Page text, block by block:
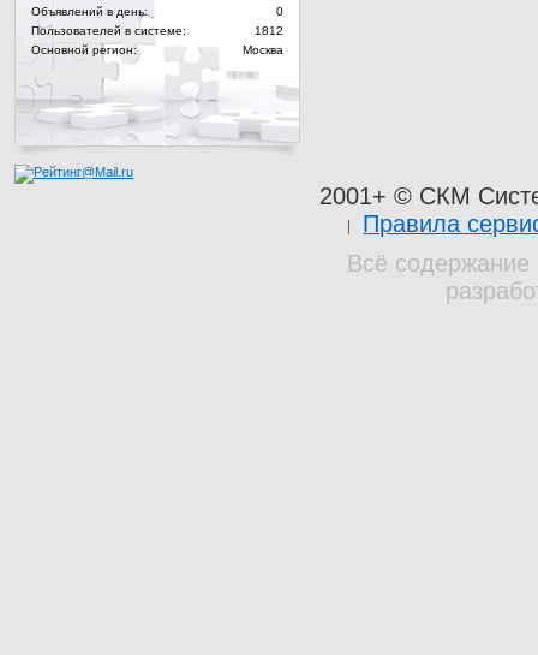
Объявлений в день:
0
Пользователей в системе:
1812
Основной регион:
Москва
2001+ © СКМ
Правила
Всё содержание